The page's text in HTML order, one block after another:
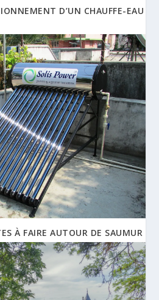
D’UN CHAUFFE-EAU
À FAIRE AUTOUR DE SAUMUR